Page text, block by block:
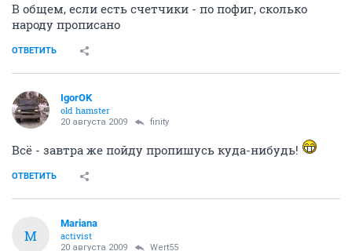
В общем, если есть счетчики - по пофиг, сколько
народу прописано
ОТВЕТИТЬ
IgorOK
old hamster
20 августа 2009 finity
Всё - завтра же пойду пропишусь куда-нибудь!
ОТВЕТИТЬ
M
Mariana
activist
20 августа 2009 Wert55